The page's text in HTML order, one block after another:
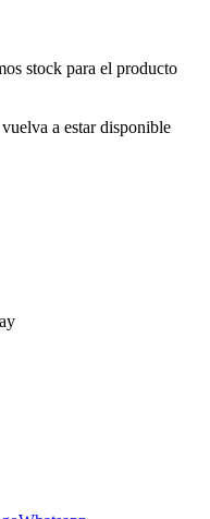
stock para el producto
a estar disponible